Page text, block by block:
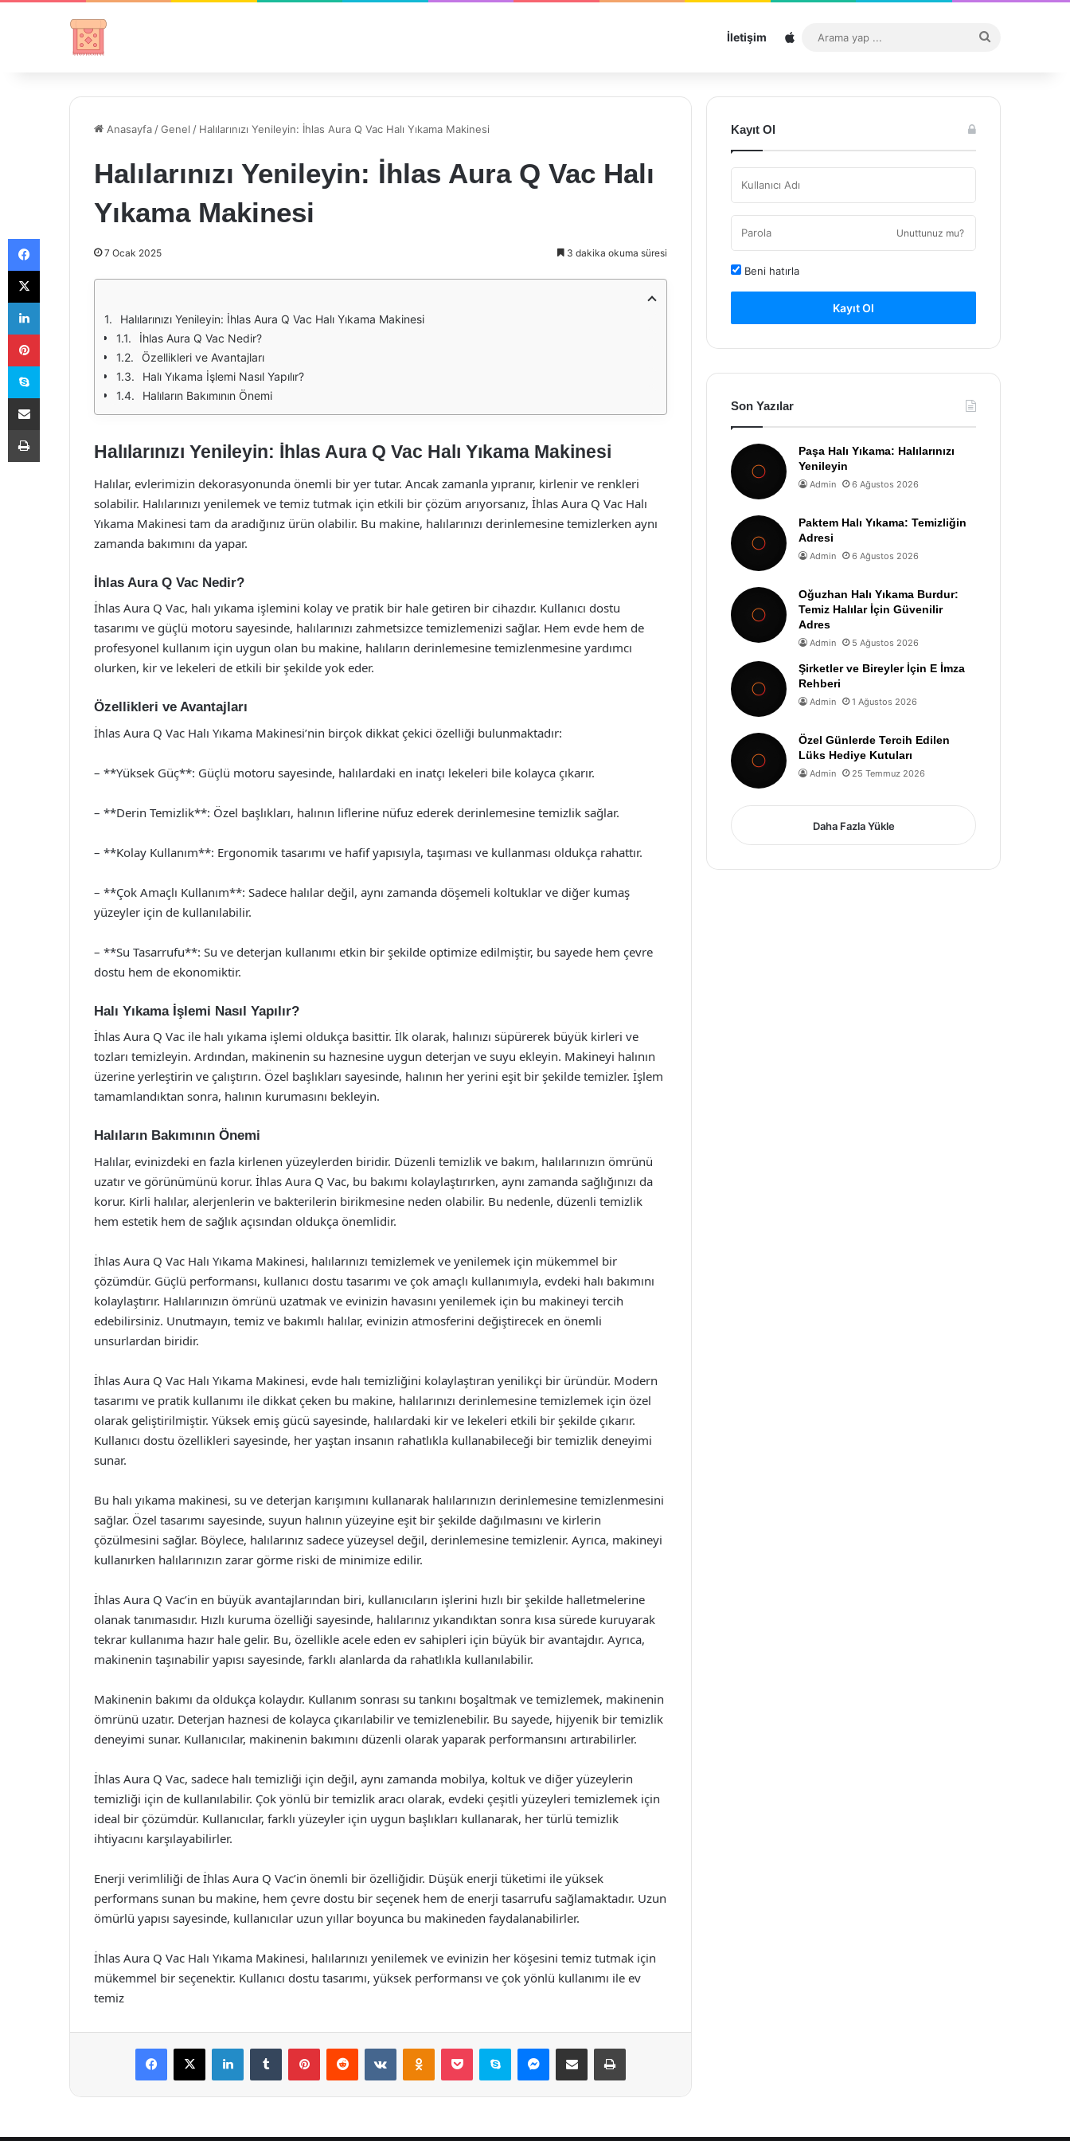
İletişim Sitemap
...
Anasayfa /Genel / Halılarınızı Yenileyin: İhlas Aura Q Vac Halı Yıkama Makinesi
Halılarınızı Yenileyin: İhlas Aura Q Vac Halı
Yıkama Makinesi
7 Ocak 2025 3 dakika okuma süresi
Halılarınızı Yenileyin: İhlas Aura Q Vac Halı Yıkama Makinesi
İhlas Aura Q Vac Nedir?
Özellikleri ve Avantajları
Halı Yıkama İşlemi Nasıl Yapılır?
Halıların Bakımının Önemi
Halılarınızı Yenileyin: İhlas Aura Q Vac Halı Yıkama Makinesi
Halılar, evlerimizin dekorasyonunda önemli bir yer tutar. Ancak zamanla yıpranır, kirlenir ve renkleri
solabilir. Halılarınızı yenilemek ve temiz tutmak için etkili bir çözüm arıyorsanız, İhlas Aura Q Vac Halı
Yıkama Makinesi tam da aradığınız ürün olabilir. Bu makine, halılarınızı derinlemesine temizlerken aynı
zamanda bakımını da yapar.
İhlas Aura Q Vac Nedir?
İhlas Aura Q Vac, halı yıkama işlemini kolay ve pratik bir hale getiren bir cihazdır. Kullanıcı dostu
tasarımı ve güçlü motoru sayesinde, halılarınızı zahmetsizce temizlemenizi sağlar. Hem evde hem de
profesyonel kullanım için uygun olan bu makine, halıların derinlemesine temizlenmesine yardımcı
olurken, kir ve lekeleri de etkili bir şekilde yok eder.
Özellikleri ve Avantajları
İhlas Aura Q Vac Halı Yıkama Makinesi’nin birçok dikkat çekici özelliği bulunmaktadır:
– **Yüksek Güç**: Güçlü motoru sayesinde, halılardaki en inatçı lekeleri bile kolayca çıkarır.
– **Derin Temizlik**: Özel başlıkları, halının liflerine nüfuz ederek derinlemesine temizlik sağlar.
– **Kolay Kullanım**: Ergonomik tasarımı ve hafif yapısıyla, taşıması ve kullanması oldukça rahattır.
– **Çok Amaçlı Kullanım**: Sadece halılar değil, aynı zamanda döşemeli koltuklar ve diğer kumaş
yüzeyler için de kullanılabilir.
– **Su Tasarrufu**: Su ve deterjan kullanımı etkin bir şekilde optimize edilmiştir, bu sayede hem çevre
dostu hem de ekonomiktir.
Halı Yıkama İşlemi Nasıl Yapılır?
İhlas Aura Q Vac ile halı yıkama işlemi oldukça basittir. İlk olarak, halınızı süpürerek büyük kirleri ve
tozları temizleyin. Ardından, makinenin su haznesine uygun deterjan ve suyu ekleyin. Makineyi halının
üzerine yerleştirin ve çalıştırın. Özel başlıkları sayesinde, halının her yerini eşit bir şekilde temizler. İşlem
tamamlandıktan sonra, halının kurumasını bekleyin.
Halıların Bakımının Önemi
Halılar, evinizdeki en fazla kirlenen yüzeylerden biridir. Düzenli temizlik ve bakım, halılarınızın ömrünü
uzatır ve görünümünü korur. İhlas Aura Q Vac, bu bakımı kolaylaştırırken, aynı zamanda sağlığınızı da
korur. Kirli halılar, alerjenlerin ve bakterilerin birikmesine neden olabilir. Bu nedenle, düzenli temizlik
hem estetik hem de sağlık açısından oldukça önemlidir.
İhlas Aura Q Vac Halı Yıkama Makinesi, halılarınızı temizlemek ve yenilemek için mükemmel bir
çözümdür. Güçlü performansı, kullanıcı dostu tasarımı ve çok amaçlı kullanımıyla, evdeki halı bakımını
kolaylaştırır. Halılarınızın ömrünü uzatmak ve evinizin havasını yenilemek için bu makineyi tercih
edebilirsiniz. Unutmayın, temiz ve bakımlı halılar, evinizin atmosferini değiştirecek en önemli
unsurlardan biridir.
İhlas Aura Q Vac Halı Yıkama Makinesi, evde halı temizliğini kolaylaştıran yenilikçi bir üründür. Modern
tasarımı ve pratik kullanımı ile dikkat çeken bu makine, halılarınızı derinlemesine temizlemek için özel
olarak geliştirilmiştir. Yüksek emiş gücü sayesinde, halılardaki kir ve lekeleri etkili bir şekilde çıkarır.
Kullanıcı dostu özellikleri sayesinde, her yaştan insanın rahatlıkla kullanabileceği bir temizlik deneyimi
sunar.
Bu halı yıkama makinesi, su ve deterjan karışımını kullanarak halılarınızın derinlemesine temizlenmesini
sağlar. Özel tasarımı sayesinde, suyun halının yüzeyine eşit bir şekilde dağılmasını ve kirlerin
çözülmesini sağlar. Böylece, halılarınız sadece yüzeysel değil, derinlemesine temizlenir. Ayrıca, makineyi
kullanırken halılarınızın zarar görme riski de minimize edilir.
İhlas Aura Q Vac’in en büyük avantajlarından biri, kullanıcıların işlerini hızlı bir şekilde halletmelerine
olanak tanımasıdır. Hızlı kuruma özelliği sayesinde, halılarınız yıkandıktan sonra kısa sürede kuruyarak
tekrar kullanıma hazır hale gelir. Bu, özellikle acele eden ev sahipleri için büyük bir avantajdır. Ayrıca,
makinenin taşınabilir yapısı sayesinde, farklı alanlarda da rahatlıkla kullanılabilir.
Makinenin bakımı da oldukça kolaydır. Kullanım sonrası su tankını boşaltmak ve temizlemek, makinenin
ömrünü uzatır. Deterjan haznesi de kolayca çıkarılabilir ve temizlenebilir. Bu sayede, hijyenik bir temizlik
deneyimi sunar. Kullanıcılar, makinenin bakımını düzenli olarak yaparak performansını artırabilirler.
İhlas Aura Q Vac, sadece halı temizliği için değil, aynı zamanda mobilya, koltuk ve diğer yüzeylerin
temizliği için de kullanılabilir. Çok yönlü bir temizlik aracı olarak, evdeki çeşitli yüzeyleri temizlemek için
ideal bir çözümdür. Kullanıcılar, farklı yüzeyler için uygun başlıkları kullanarak, her türlü temizlik
ihtiyacını karşılayabilirler.
Enerji verimliliği de İhlas Aura Q Vac’in önemli bir özelliğidir. Düşük enerji tüketimi ile yüksek
performans sunan bu makine, hem çevre dostu bir seçenek hem de enerji tasarrufu sağlamaktadır. Uzun
ömürlü yapısı sayesinde, kullanıcılar uzun yıllar boyunca bu makineden faydalanabilirler.
İhlas Aura Q Vac Halı Yıkama Makinesi, halılarınızı yenilemek ve evinizin her köşesini temiz tutmak için
mükemmel bir seçenektir. Kullanıcı dostu tasarımı, yüksek performansı ve çok yönlü kullanımı ile ev
temiz
Facebook
X LinkedInTumblr PinterestReddit VKontakteOdnoklassniki
Pocket Skype Messenger
E-Posta ile paylaş Yazdır
Kayıt Ol
Unuttunuz mu?
Beni hatırla
Kayıt Ol
Son Yazılar
Paşa Halı Yıkama: Halılarınızı
Yenileyin
Admin 6 Ağustos 2026
Paktem Halı Yıkama: Temizliğin
Adresi
Admin 6 Ağustos 2026
Oğuzhan Halı Yıkama Burdur:
Temiz Halılar İçin Güvenilir
Adres
Admin 5 Ağustos 2026
Şirketler ve Bireyler İçin E İmza
Rehberi
Admin 1 Ağustos 2026
Özel Günlerde Tercih Edilen
Lüks Hediye Kutuları
Admin 25 Temmuz 2026
Daha Fazla Yükle
Facebook
X
LinkedIn
Pinterest
Skype
E-Posta ile paylaş